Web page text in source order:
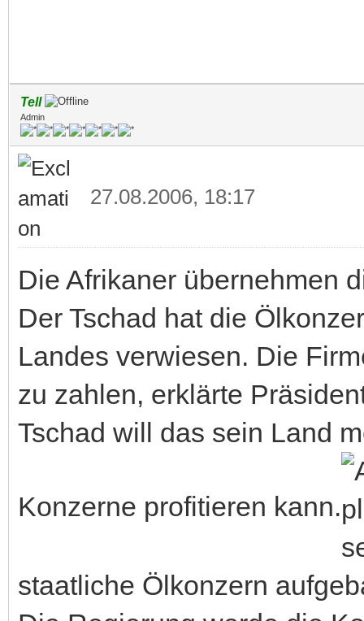
Tell
Admin
27.08.2006, 18:17
Die Afrikaner übernehmen
Der Tschad hat die
Landes verwiesen. Die
zu zahlen, erklärte
Tschad will das sein Land
Konzerne profitieren kann.
staatliche Ölkonzern